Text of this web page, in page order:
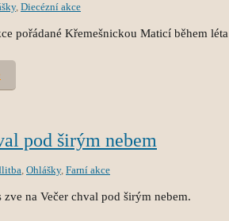
, Diecézní akce
pořádané Křemešnickou Maticí během
pod širým nebem
, Ohlášky, Farní akce
zve na Večer chval pod širým nebem.